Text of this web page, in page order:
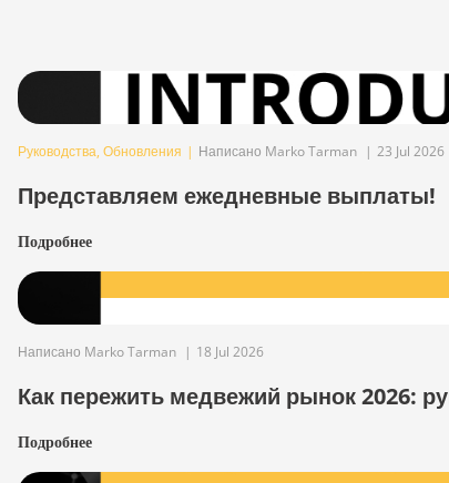
Руководства, Обновления | Написано Marko Tarman | 23 Jul 2026
Представляем ежедневные выплаты!
Подробнее
Написано Marko Tarman | 18 Jul 2026
Как пережить медвежий рынок 2026:
Подробнее